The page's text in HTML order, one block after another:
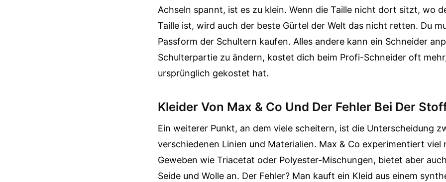
Achseln spannt, ist es zu klein. Wenn die Taille nicht dort sitzt, wo
Taille ist, wird auch der beste Gürtel der Welt das nicht retten. Du
Passform der Schultern kaufen. Alles andere kann ein Schneider
Schulterpartie zu ändern, kostet dich beim Profi-Schneider oft
ursprünglich gekostet hat.
Kleider Von Max & Co Und Der Fehler Bei Der
Ein weiterer Punkt, an dem viele scheitern, ist die Unterscheidung
verschiedenen Linien und Materialien. Max & Co experimentiert viel
Geweben wie Triacetat oder Polyester-Mischungen, bietet aber
Seide und Wolle an. Der Fehler? Man kauft ein Kleid aus einem